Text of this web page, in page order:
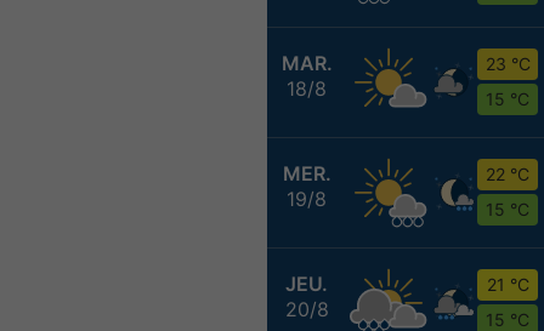
MAR.
18/8
23 °C
15 °C
MER.
19/8
22 °C
15 °C
JEU.
20/8
21 °C
15 °C